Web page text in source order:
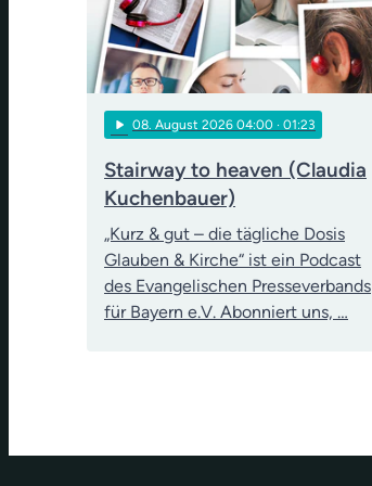
play_arrow 08 . August 2026 04:00 · 01:23
Stairway to heaven (Claudia
Kuchenbauer)
„Kurz & gut – die tägliche Dosis
Glauben & Kirche“ ist ein Podcast
des Evangelischen Presseverbands
für Bayern e.V. Abonniert uns, …